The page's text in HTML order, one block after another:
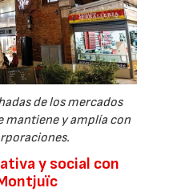
de los mercados
mantiene y amplía con
y social con